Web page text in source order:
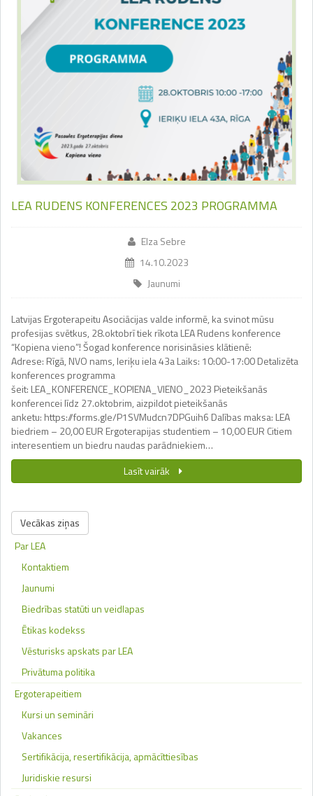
LEA RUDENS KONFERENCES 2023 PROGRAMMA
Elza Sebre
14.10.2023
Jaunumi
Latvijas Ergoterapeitu Asociācijas valde informē, ka svinot mūsu
profesijas svētkus, 28.oktobrī tiek rīkota LEA Rudens konference
“Kopiena vieno”! Šogad konference norisināsies klātienē:
Adrese: Rīgā, NVO nams, Ieriķu iela 43a Laiks: 10:00-17:00 Detalizēta
konferences programma
šeit: LEA_KONFERENCE_KOPIENA_VIENO_2023 Pieteikšanās
konferencei līdz 27.oktobrim, aizpildot pieteikšanās
anketu: https://forms.gle/P1SVMudcn7DPGuih6 Dalības maksa: LEA
biedriem – 20,00 EUR Ergoterapijas studentiem – 10,00 EUR Citiem
interesentiem un biedru naudas parādniekiem…
Lasīt vairāk
Vecākas ziņas
Par LEA
Kontaktiem
Jaunumi
Biedrības statūti un veidlapas
Ētikas kodekss
Vēsturisks apskats par LEA
Privātuma politika
Ergoterapeitiem
Kursi un semināri
Vakances
Sertifikācija, resertifikācija, apmācīttiesības
Juridiskie resursi